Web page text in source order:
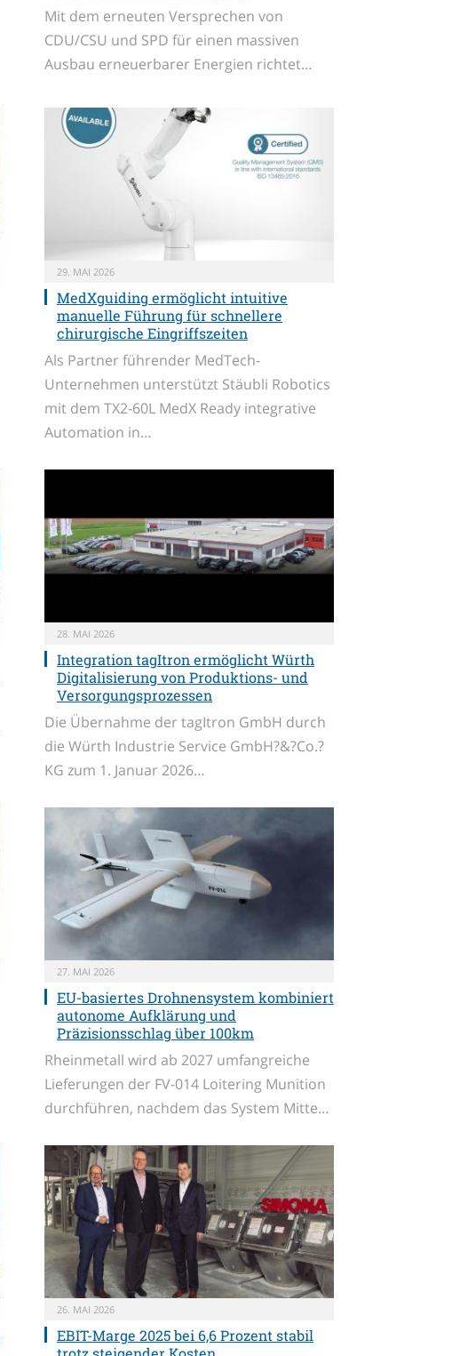
Mit dem erneuten Versprechen von
CDU/CSU und SPD für einen massiven
Ausbau erneuerbarer Energien richtet…
29. MAI 2026
MedXguiding ermöglicht intuitive
manuelle Führung für schnellere
chirurgische Eingriffszeiten
Als Partner führender MedTech-
Unternehmen unterstützt Stäubli Robotics
mit dem TX2-60L MedX Ready integrative
Automation in…
28. MAI 2026
Integration tagItron ermöglicht Würth
Digitalisierung von Produktions- und
Versorgungsprozessen
Die Übernahme der tagItron GmbH durch
die Würth Industrie Service GmbH?&?Co.?
KG zum 1. Januar 2026…
27. MAI 2026
EU-basiertes Drohnensystem kombiniert
autonome Aufklärung und
Präzisionsschlag über 100km
Rheinmetall wird ab 2027 umfangreiche
Lieferungen der FV-014 Loitering Munition
durchführen, nachdem das System Mitte…
26. MAI 2026
EBIT-Marge 2025 bei 6,6 Prozent stabil